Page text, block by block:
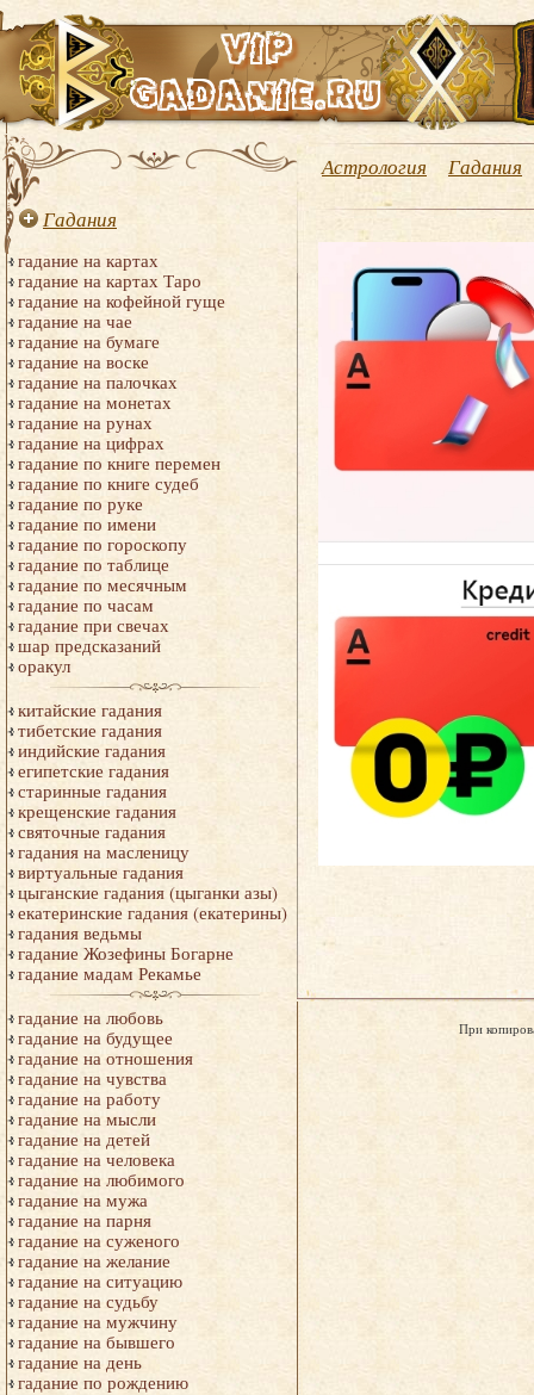
Гадания
гадание на картах
гадание на картах Таро
гадание на кофейной гуще
гадание на чае
гадание на бумаге
гадание на воске
гадание на палочках
гадание на монетах
гадание на рунах
гадание на цифрах
гадание по книге перемен
гадание по книге судеб
гадание по руке
гадание по имени
гадание по гороскопу
гадание по таблице
гадание по месячным
гадание по часам
гадание при свечах
шар предсказаний
оракул
китайские гадания
тибетские гадания
индийские гадания
египетские гадания
старинные гадания
крещенские гадания
святочные гадания
гадания на масленицу
виртуальные гадания
цыганские гадания (цыганки азы)
екатеринские гадания (екатерины)
гадания ведьмы
гадание Жозефины Богарне
гадание мадам Рекамье
гадание на любовь
гадание на будущее
гадание на отношения
гадание на чувства
гадание на работу
гадание на мысли
гадание на детей
гадание на человека
гадание на любимого
гадание на мужа
гадание на парня
гадание на суженого
гадание на желание
гадание на ситуацию
гадание на судьбу
гадание на мужчину
гадание на бывшего
гадание на день
гадание по рождению
Астрология Гадания
При